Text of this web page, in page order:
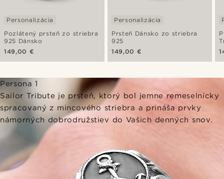
Pozlátený prsteň zo striebra
925 Dánsko
Personalizácia
149,00 €
Prsteň Dánsko zo striebra
925
Personalizácia
149,00 €
Persona 1
Sailor Tribute je prsteň, ktorý bol jemne remeselnícky
spracovaný z mincového striebra a prináša prvky
námorných dobrodružstiev do Vašich denných snov.